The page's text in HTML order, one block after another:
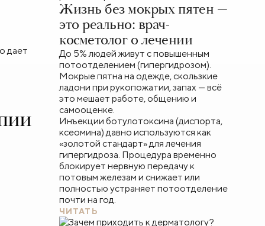
дает
Жизнь без мокрых пятен —
это реально: врач-
косметолог о лечении
До 5% людей живут с повышенным
потоотделением (гипергидрозом).
Мокрые пятна на одежде, скользкие
ладони при рукопожатии, запах — всё
это мешает работе, общению и
самооценке.
Инъекции ботулотоксина (диспорта,
ксеомина) давно используются как
«золотой стандарт» для лечения
гипергидроза. Процедура временно
блокирует нервную передачу к
потовым железам и снижает или
полностью устраняет потоотделение
почти на год.
ЧИТАТЬ